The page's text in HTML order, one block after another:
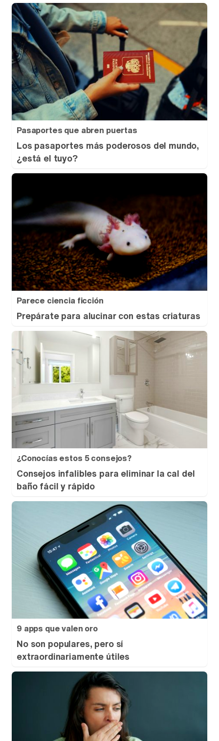
Pasaportes que abren puertas
Los pasaportes más poderosos del mundo,
¿está el tuyo?
Parece ciencia ficción
Prepárate para alucinar con estas criaturas
¿Conocías estos 5 consejos?
Consejos infalibles para eliminar la cal del
baño fácil y rápido
9 apps que valen oro
No son populares, pero sí
extraordinariamente útiles